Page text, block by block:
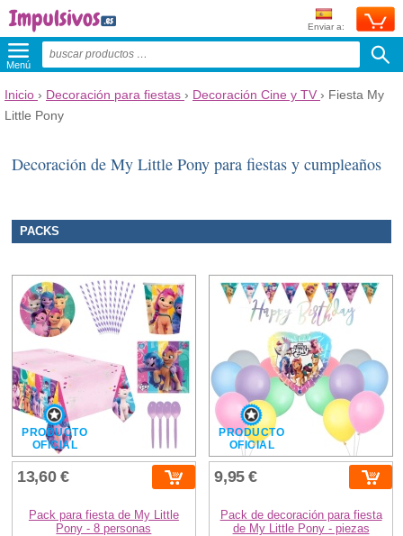
Enviar a:
Menú
Inicio › Decoración para fiestas › Decoración Cine y TV › Fiesta My
Little Pony
Decoración de My Little Pony para fiestas y cumpleaños
PACKS
PRODUCTO
OFICIAL
13,60 €
Pack para fiesta de My Little
Pony - 8 personas
PRODUCTO
OFICIAL
9,95 €
Pack de decoración para fiesta
de My Little Pony - piezas